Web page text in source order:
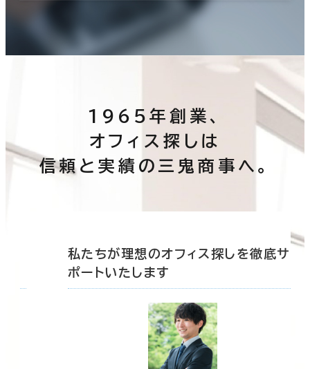
1965年創業、
オフィス探しは
信頼と実績の三鬼商事へ。
私たちが理想のオフィス探しを徹底サ
ポートいたします